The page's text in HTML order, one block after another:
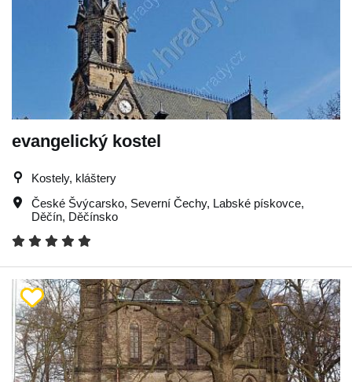
evangelický kostel
Kostely, kláštery
České Švýcarsko, Severní Čechy, Labské pískovce,
Děčín, Děčínsko